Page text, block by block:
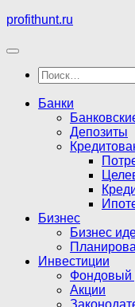
Перейти
содержимому
profithunt.ru
Найти:
Банки
Депозиты
Бизнес
Бизнес
Инвестиции
Фондовый
Акции